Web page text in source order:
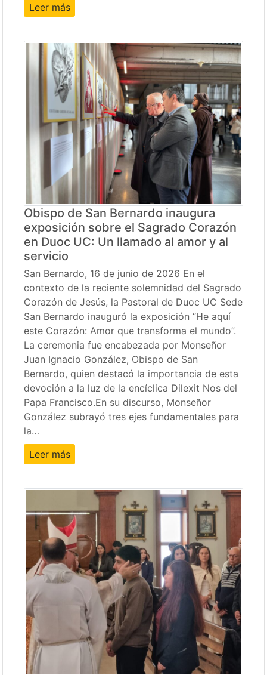
Leer más
Obispo de San Bernardo inaugura
exposición sobre el Sagrado Corazón
en Duoc UC: Un llamado al amor y al
servicio
San Bernardo, 16 de junio de 2026 En el
contexto de la reciente solemnidad del Sagrado
Corazón de Jesús, la Pastoral de Duoc UC Sede
San Bernardo inauguró la exposición “He aquí
este Corazón: Amor que transforma el mundo”.
La ceremonia fue encabezada por Monseñor
Juan Ignacio González, Obispo de San
Bernardo, quien destacó la importancia de esta
devoción a la luz de la encíclica Dilexit Nos del
Papa Francisco.En su discurso, Monseñor
González subrayó tres ejes fundamentales para
la…
Leer más